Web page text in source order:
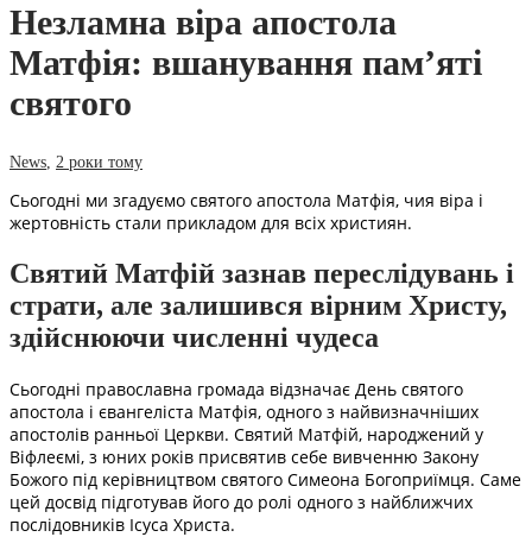
Незламна віра апостола
Матфія: вшанування пам’яті
святого
News 2 роки тому
Сьогодні ми згадуємо святого апостола Матфія, чия віра і
жертовність стали прикладом для всіх християн.
Святий Матфій зазнав переслідувань і
страти, але залишився вірним Христу,
здійснюючи численні чудеса
Сьогодні православна громада відзначає День святого
апостола і євангеліста Матфія, одного з найвизначніших
апостолів ранньої Церкви. Святий Матфій, народжений у
Віфлеємі, з юних років присвятив себе вивченню Закону
Божого під керівництвом святого Симеона Богоприїмця. Саме
цей досвід підготував його до ролі одного з найближчих
послідовників Ісуса Христа.